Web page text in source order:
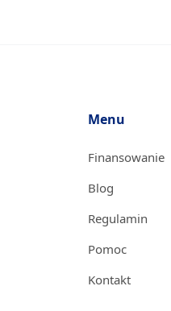
Menu
Finansowanie
Blog
Regulamin
Pomoc
Kontakt